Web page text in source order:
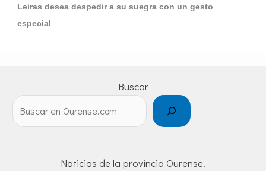
Leiras desea despedir a su suegra con un gesto
especial
Buscar
Noticias de la provincia Ourense.